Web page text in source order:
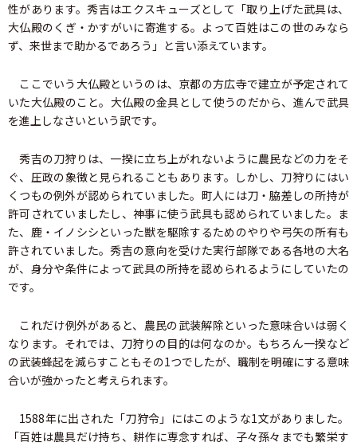
性があります。秀吉はエクスキューズとして「取り上げた武具は、
大仏殿のくぎ・かすがいに寄進する。よって百姓はこの世のみなら
ず、来世まで助かるであろう」と言い添えています。
ここでいう大仏殿というのは、京都の方広寺で建立が予定されて
いた大仏殿のこと。大仏殿の金具として使うのだから、進んで武具
を進上しなさいという訳です。
秀吉の刀狩りは、一揆に立ち上がれないように農民などの力をそ
ぐ、圧政の象徴と見られることもあります。しかし、刀狩りにはい
くつもの例外が認められていました。町人には刀・脇差しの所持が
許可されていましたし、神事に使う武具も認められていました。ま
た、鹿・イノシシといった獣を駆除するためのやりや弓矢の所有も
許されていました。秀吉の意向を受けた実行部隊である各地の大名
が、身分や条件によって武具の所持を認められるようにしていたの
です。
これだけ例外があると、農民の武装解除といった意味合いは弱く
なります。それでは、刀狩りの目的は何なのか。もちろん一揆など
の武装蜂起を減らすこともその1つでしたが、職制を明確にする意味
合いが強かったと考えられます。
1588年に出された「刀狩令」にはこのような1文がありました。
「百姓は農具だけ持ち、耕作に専念すれば、子々孫々までも繁栄す